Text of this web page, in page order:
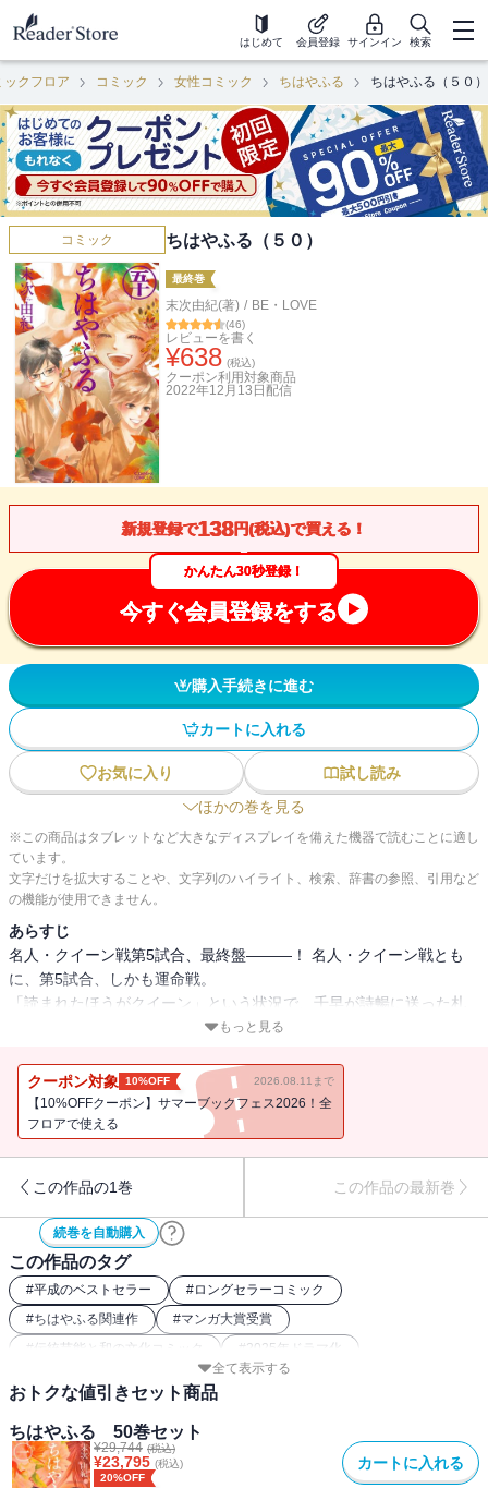
はじめて 会員登録 サインイン 検索
ックフロア コミック 女性コミック ちはやふる ちはやふる（５０）
コミック ちはやふる（５０）
最終巻
末次由紀(著) / BE・LOVE
(46)
レビューを書く
¥638 (税込)
クーポン利用対象商品
2022年12月13日 配信
新規登録で138円(税込)で買える！
かんたん30秒登録！
今すぐ会員登録をする
購入手続きに進む
カートに入れる
お気に入り
試し読み
ほかの巻を見る
※この商品はタブレットなど大きなディスプレイを備えた機器で読むことに適し
ています。
文字だけを拡大することや、文字列のハイライト、検索、辞書の参照、引用など
の機能が使用できません。
あらすじ
名人・クイーン戦第5試合、最終盤―――！ 名人・クイーン戦とも
に、第5試合、しかも運命戦。
「読まれたほうがクイーン」という状況で、千早が詩暢に送った札
とは…！？ 15年間の連載、ついにフィナーレ！！
もっと見る
クーポン対象 10%OFF 2026.08.11まで
【10%OFFクーポン】サマーブックフェス2026！全
フロアで使える
この作品の1巻 この作品の最新巻
続巻を自動購入
この作品のタグ
#平成のベストセラー #ロングセラーコミック
#ちはやふる関連作 #マンガ大賞受賞
# 伝統芸能と和の文化コミック #2025年ドラマ化
部活動コミック（文化部）
#2018年映画化 #幼馴染（女性コミック）
#女子高生（女性コミック） 講談社漫画賞
全て表示する
おトクな値引きセット商品
ちはやふる 50巻セット
¥29,744 (税込)
¥23,795 (税込)
20%OFF
カートに入れる